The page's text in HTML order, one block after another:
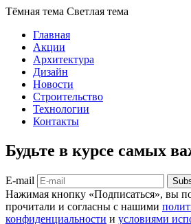
Тёмная тема Светлая тема
Главная
Акции
Архитектура
Дизайн
Новости
Строительство
Технологии
Контакты
Будьте в курсе самых
E-mail
Нажимая кнопку «Подписаться», вы
прочитали и согласны с нашими
конфиденциальности и условиями